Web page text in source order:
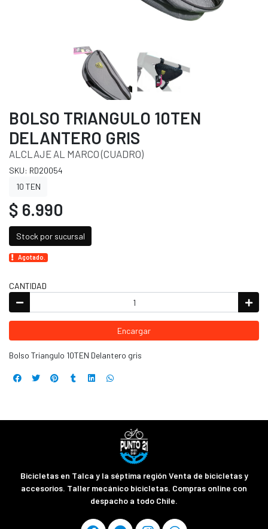
BOLSO TRIANGULO 10TEN
DELANTERO GRIS
ALCLAJE AL MARCO (CUADRO)
SKU: RD20054
10 TEN
$ 6.990
Stock por sucursal
Agotado.
CANTIDAD
Encargar
Bolso Triangulo 10TEN Delantero gris
Bicicletas en Talca y la séptima región Venta de bicicletas y
accesorios. Taller mecánico bicicletas. Compras online con
despacho a todo Chile.